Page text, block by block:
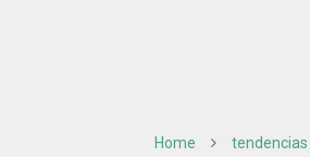
Home tendencias